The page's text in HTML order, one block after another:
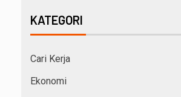
KATEGORI
Cari Kerja
Ekonomi